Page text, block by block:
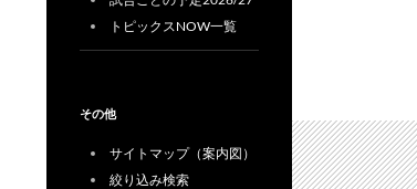
トピックスNOW一覧
その他
サイトマップ（案内図）
絞り込み検索